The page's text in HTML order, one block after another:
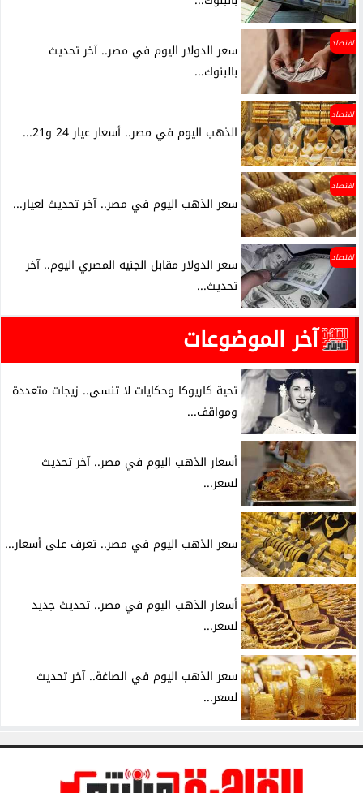
اقتصاد
سعر الدولار اليوم في مصر.. آخر تحديث
بالبنوك...
اقتصاد
الذهب اليوم في مصر.. أسعار عيار 24 و21...
اقتصاد
سعر الذهب اليوم في مصر.. آخر تحديث لعيار...
اقتصاد
سعر الدولار مقابل الجنيه المصري اليوم.. آخر
تحديث...
آخر الموضوعات
تحية كاريوكا وحكايات لا تنسى.. زيجات متعددة
ومواقف...
أسعار الذهب اليوم في مصر.. آخر تحديث
لسعر...
سعر الذهب اليوم في مصر.. تعرف على أسعار...
أسعار الذهب اليوم في مصر.. تحديث جديد
لسعر...
سعر الذهب اليوم في الصاغة.. آخر تحديث
لسعر...